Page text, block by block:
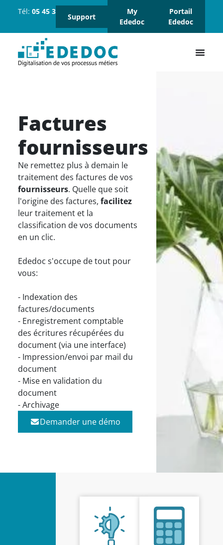
Tél: 05 45 37 18 18
nous :
Support
My
Ededoc
Portail
Ededoc
Factures
fournisseurs
Ne remettez plus à demain le
traitement des factures de vos
fournisseurs. Quelle que soit
l'origine des factures, facilitez
leur traitement et la
classification de vos documents
en un clic.
Ededoc s'occupe de tout pour
vous:
- Indexation des
factures/documents
- Enregistrement comptable
des écritures récupérées du
document (via une interface)
- Impression/envoi par mail du
document
- Mise en validation du
document
- Archivage
Demander une démo